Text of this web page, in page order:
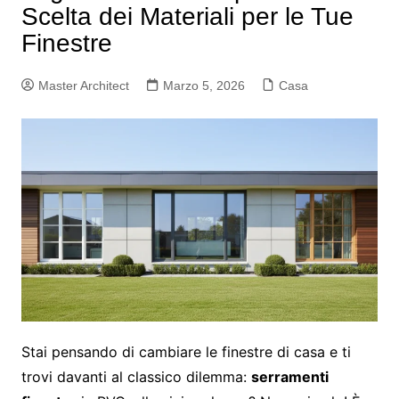
Scelta dei Materiali per le Tue
Finestre
Master Architect Marzo 5, 2026 Casa
Stai pensando di cambiare le finestre di casa e ti
trovi davanti al classico dilemma: serramenti